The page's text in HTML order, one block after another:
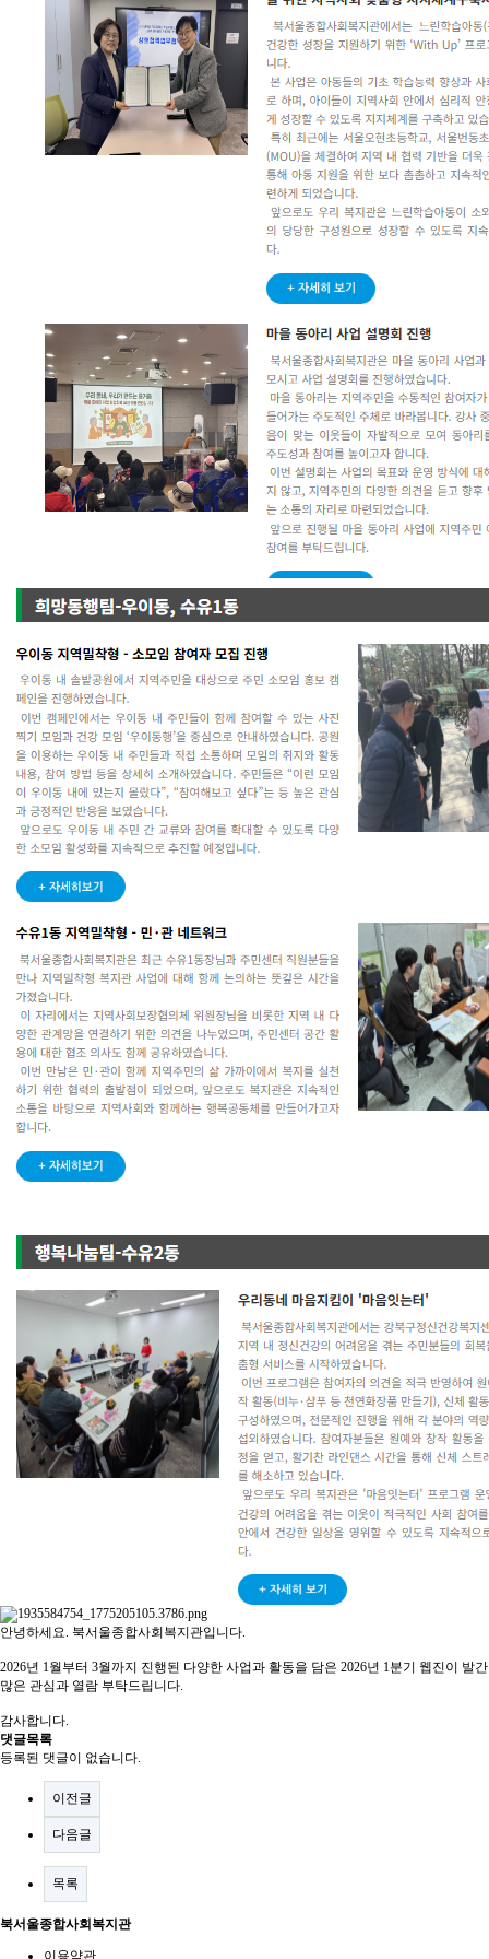
안녕하세요. 북서울종합사회복지관입니다.
2026년 1월부터 3월까지 진행된 다양한 사업과 활동을 담은 2026년 1분기 웹진이 발
많은 관심과 열람 부탁드립니다.
감사합니다.
댓글목록
등록된 댓글이 없습니다.
이전글
다음글
목록
북서울종합사회복지관